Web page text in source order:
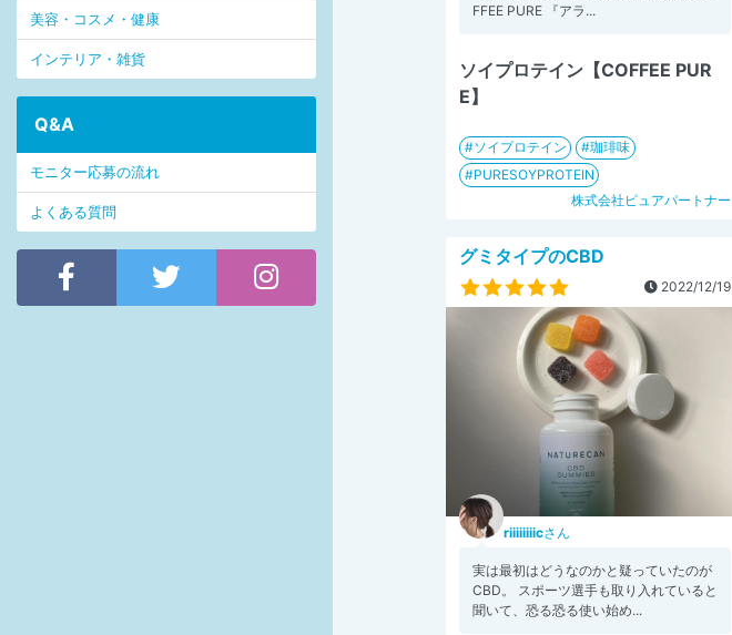
FFEE PURE 『アラ...
ソイプロテイン【COFFEE PUR
E】
ソイプロテイン
珈琲味
PURESOYPROTEIN
株式会社ピュアパートナー
グミタイプのCBD
2022/12/19
riiiiiiiicさん
実は最初はどうなのかと疑っていたのが
CBD。 スポーツ選手も取り入れていると
聞いて、恐る恐る使い始め...
美容・コスメ・健康
インテリア・雑貨
Q&A
モニター応募の流れ
よくある質問